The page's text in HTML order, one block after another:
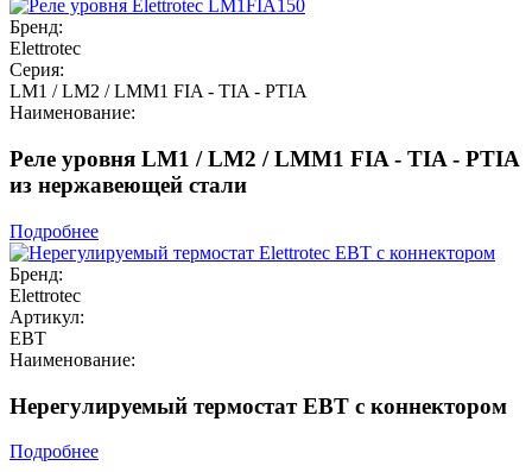
Бренд:
Elettrotec
Серия:
LM1 / LM2 / LMM1 FIA - TIA - PTIA
Наименование:
Реле уровня LM1 / LM2 / LMM1 FIA - TIA - PTIA
из нержавеющей стали
Подробнее
Бренд:
Elettrotec
Артикул:
EBT
Наименование:
Нерегулируемый термостат EBT с коннектором
Подробнее